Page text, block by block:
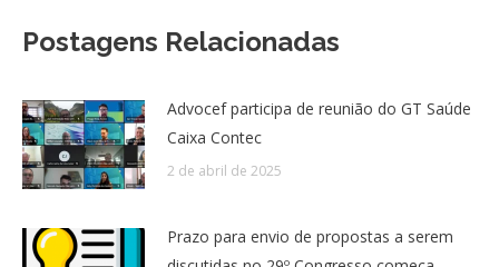
Postagens Relacionadas
Advocef participa de reunião do GT Saúde
Caixa Contec
2 de abril de 2025
Prazo para envio de propostas a serem